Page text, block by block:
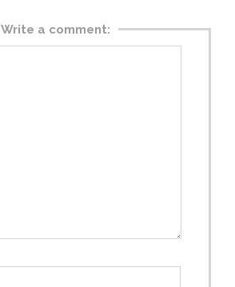
Write a comment: